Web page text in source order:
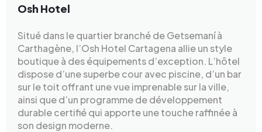
Osh Hotel
Situé dans le quartier branché de Getsemaní à
Carthagène, l’Osh Hotel Cartagena allie un style
boutique à des équipements d’exception. L’hôtel
dispose d’une superbe cour avec piscine, d’un bar
sur le toit offrant une vue imprenable sur la ville,
ainsi que d’un programme de développement
durable certifié qui apporte une touche raffinée à
son design moderne.